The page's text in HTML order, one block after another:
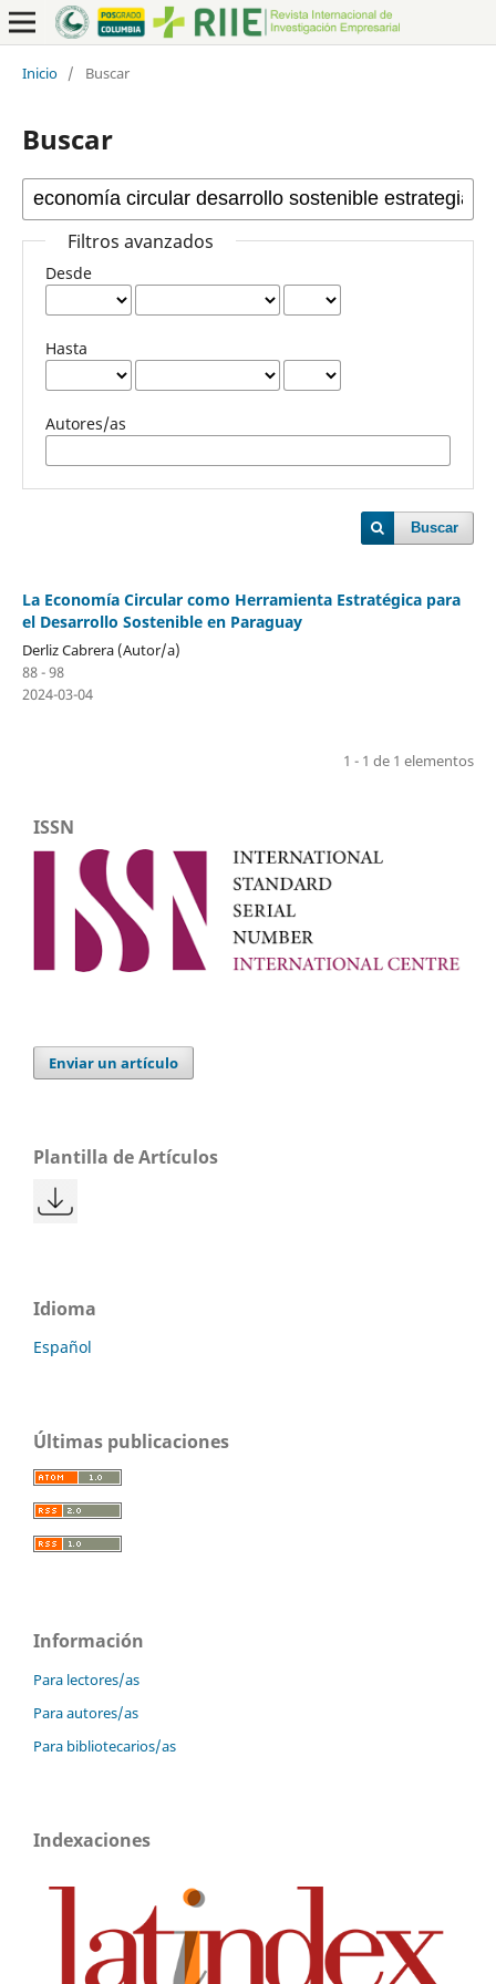
Inicio / Buscar
Buscar
Filtros avanzados
Desde
Hasta
Autores/as
Buscar
La Economía Circular como Herramienta Estratégica para
el Desarrollo Sostenible en Paraguay
Derliz Cabrera (Autor/a)
88 - 98
2024-03-04
1 - 1 de 1 elementos
ISSN
Enviar un artículo
Plantilla de Artículos
Idioma
Español
Últimas publicaciones
Información
Para lectores/as
Para autores/as
Para bibliotecarios/as
Indexaciones